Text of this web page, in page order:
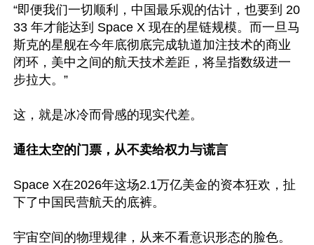
“即便我们一切顺利，中国最乐观的估计，也要到 20
33 年才能达到 Space X 现在的星链规模。而一旦马
斯克的星舰在今年底彻底完成轨道加注技术的商业
闭环，美中之间的航天技术差距，将呈指数级进一
步拉大。”
这，就是冰冷而骨感的现实代差。
通往太空的门票，从不卖给权力与谎言
Space X在2026年这场2.1万亿美金的资本狂欢，扯
下了中国民营航天的底裤。
宇宙空间的物理规律，从来不看意识形态的脸色。